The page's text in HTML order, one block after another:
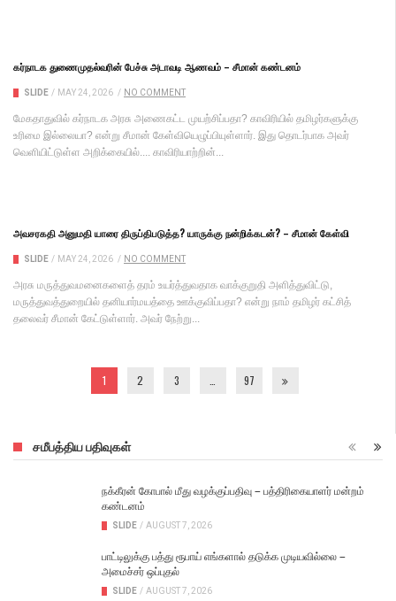
கர்நாடக துணைமுதல்வரின் பேச்சு அடாவடி ஆணவம் – சீமான் கண்டனம்
SLIDE / MAY 24, 2026 / NO COMMENT
மேகதாதுவில் கர்நாடக அரசு அணைகட்ட முயற்சிப்பதா? காவிரியில் தமிழர்களுக்கு
உரிமை இல்லையா? என்று சீமான் கேள்வியெழுப்பியுள்ளார். இது தொடர்பாக அவர்
வெளியிட்டுள்ள அறிக்கையில்.... காவிரியாற்றின்...
அவசரகதி அனுமதி யாரை திருப்திபடுத்த? யாருக்கு நன்றிக்கடன்? – சீமான் கேள்வி
SLIDE / MAY 24, 2026 / NO COMMENT
அரசு மருத்துவமனைகளைத் தரம் உயர்த்துவதாக வாக்குறுதி அளித்துவிட்டு,
மருத்துவத்துறையில் தனியார்மயத்தை ஊக்குவிப்பதா? என்று நாம் தமிழர் கட்சித்
தலைவர் சீமான் கேட்டுள்ளார். அவர் நேற்று...
1 2 3 97
சமீபத்திய பதிவுகள்
நக்கீரன் கோபால் மீது வழக்குப்பதிவு – பத்திரிகையாளர் மன்றம்
கண்டனம்
SLIDE / AUGUST 7, 2026
பாட்டிலுக்கு பத்து ரூபாய் எங்களால் தடுக்க முடியவில்லை –
அமைச்சர் ஒப்புதல்
SLIDE / AUGUST 7, 2026